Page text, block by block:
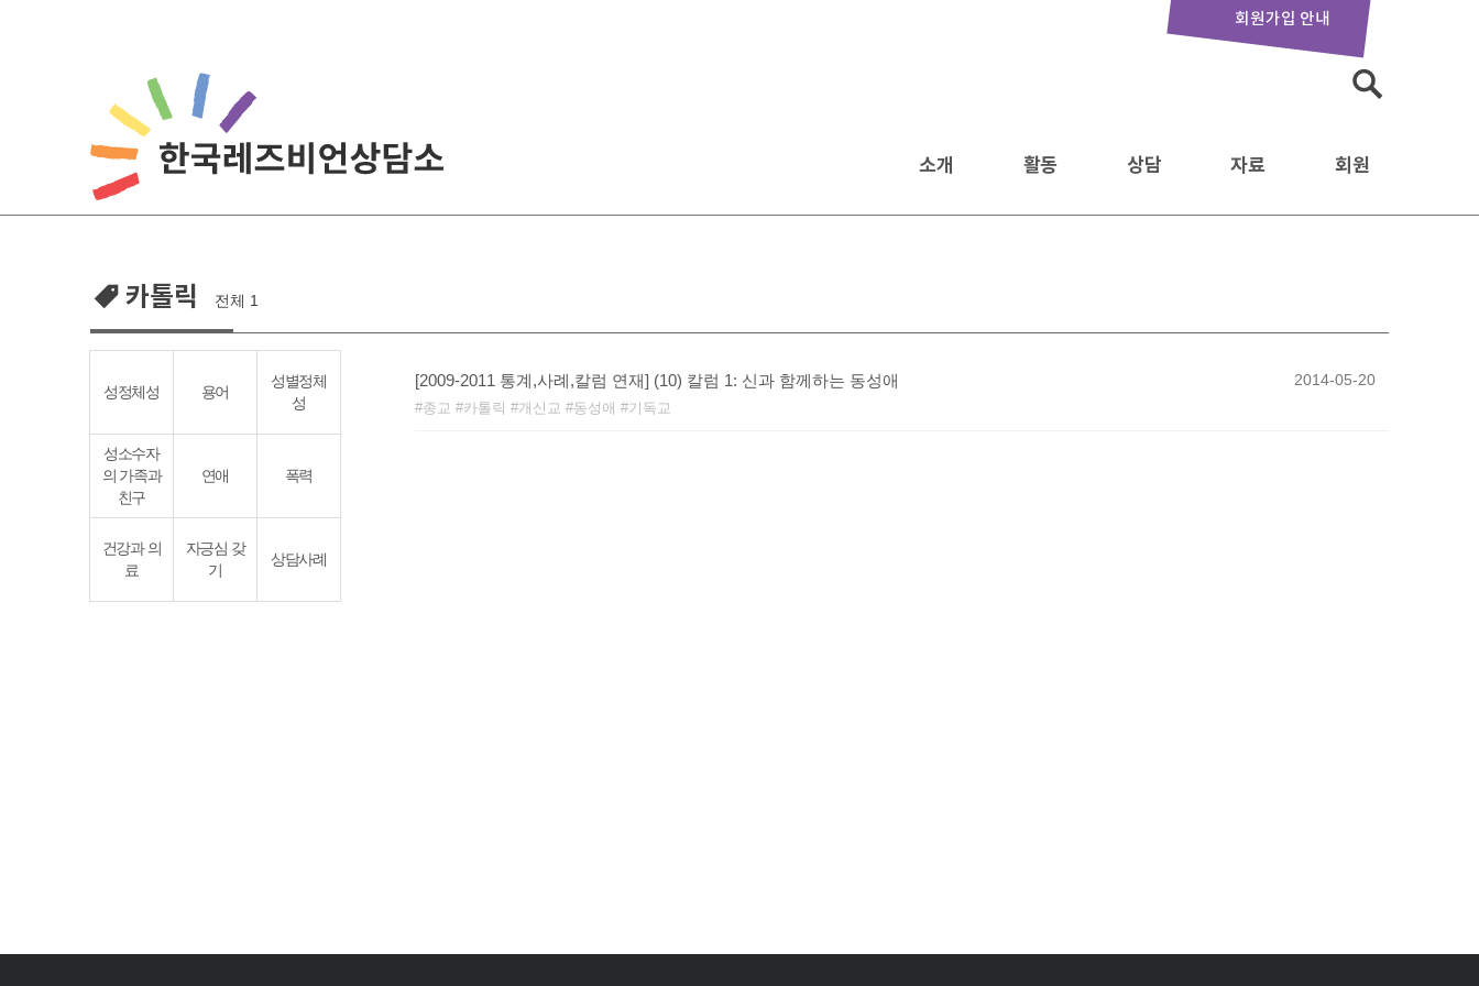
회원가입 안내
소개 활동 상담 자료 회원
카톨릭 전체 1
성정체성 용어
성별정체
성
성소수자
의 가족과
친구
연애 폭력
건강과 의
료
자긍심 갖
기
상담사례
[2009-2011 통계,사례,칼럼 연재] (10) 칼럼 1: 신과 함께하는 동성애
종교 카톨릭 개신교 동성애 기독교
2014-05-20